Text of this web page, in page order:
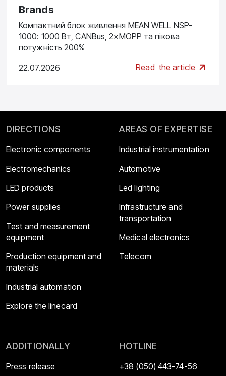
Brands
Компактний блок живлення MEAN WELL NSP-
1000: 1000 Вт, CANBus, 2×MOPP та пікова
потужність 200%
22.07.2026 Read the article
DIRECTIONS
Electronic components
Electromechanics
LED products
Power supplies
Test and measurement
equipment
Production equipment and
materials
Industrial automation
Explore the linecard
AREAS OF EXPERTISE
Industrial instrumentation
Automotive
Led lighting
Infrastructure and
transportation
Medical electronics
Telecom
ADDITIONALLY
Press release
HOTLINE
+38 (050) 443-74-56